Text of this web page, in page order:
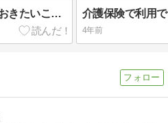
介護に困ったときに知っておきたいこと（相談窓口・手続き）
4年前